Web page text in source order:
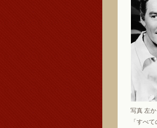
写真 左か
「すべ